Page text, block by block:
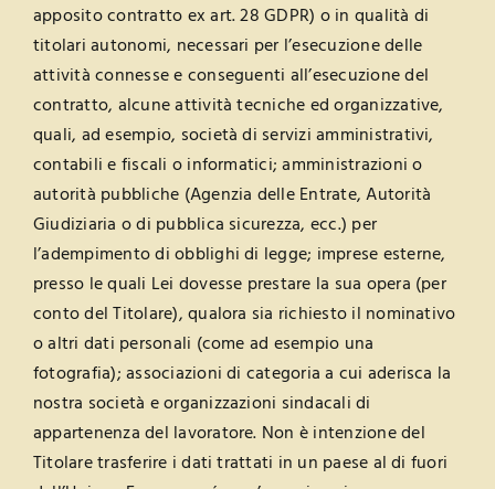
apposito contratto ex art. 28 GDPR) o in qualità di
titolari autonomi, necessari per l’esecuzione delle
attività connesse e conseguenti all’esecuzione del
contratto, alcune attività tecniche ed organizzative,
quali, ad esempio, società di servizi amministrativi,
contabili e fiscali o informatici; amministrazioni o
autorità pubbliche (Agenzia delle Entrate, Autorità
Giudiziaria o di pubblica sicurezza, ecc.) per
l’adempimento di obblighi di legge; imprese esterne,
presso le quali Lei dovesse prestare la sua opera (per
conto del Titolare), qualora sia richiesto il nominativo
o altri dati personali (come ad esempio una
fotografia); associazioni di categoria a cui aderisca la
nostra società e organizzazioni sindacali di
appartenenza del lavoratore. Non è intenzione del
Titolare trasferire i dati trattati in un paese al di fuori